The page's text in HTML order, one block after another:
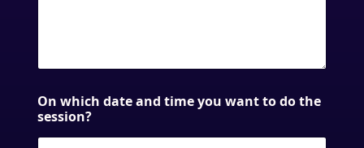
On which date and time you want to do the
session?